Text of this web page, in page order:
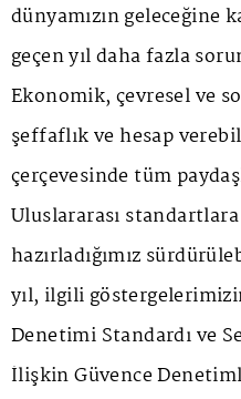
dünyamızın geleceğine
geçen yıl daha fazla
Ekonomik, çevresel ve
şeffaflık ve hesap
çerçevesinde tüm
Uluslararası
hazırladığımız
yıl, ilgili
Denetimi Standardı ve
İlişkin Güvence